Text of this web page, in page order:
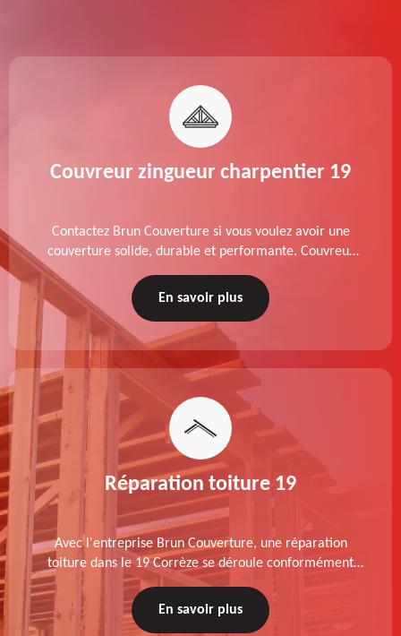
Couvreur zingueur charpentier 19
Contactez Brun Couverture si vous voulez avoir une
couverture solide, durable et performante. Couvreur
zingueur charpentier dans le 19 Corrèze, nos services
de qualité sont accessibles au meilleur prix.
En savoir plus
Réparation toiture 19
Avec l'entreprise Brun Couverture, une réparation
toiture dans le 19 Corrèze se déroule conformément
aux normes : diagnostic au prélable, choix de la
technique à appliquer, test après remise en état.
En savoir plus